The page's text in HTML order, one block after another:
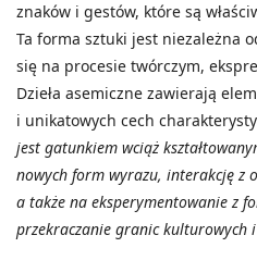
znaków i gestów, które są
Ta forma sztuki jest niezależna
się na procesie twórczym,
Dzieła asemiczne zawierają
i unikatowych cech
jest gatunkiem wciąż
nowych form wyrazu, interakcję z
a także na eksperymentowanie z
przekraczanie granic kulturowych i